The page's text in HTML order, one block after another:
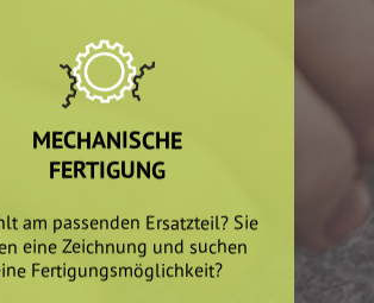
MECHANISCHE
FERTIGUNG
am passenden Ersatzteil? Sie
eine Zeichnung und suchen
Fertigungsmöglichkeit?